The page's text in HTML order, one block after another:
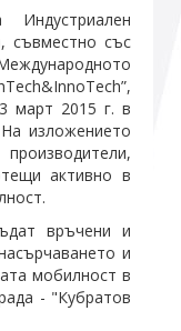
съвместно със
март 2015 г. в
изложението
активно в
връчени и
и
мобилност в
- "Кубратов